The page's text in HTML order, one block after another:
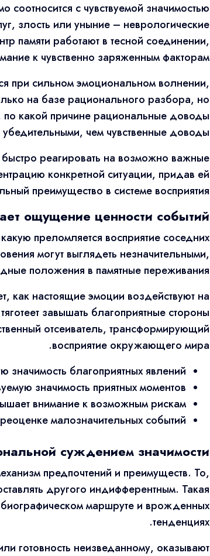
с чувствуемой значимостью
злость или уныние – неврологические
памяти работают в тесной соединении,
к чувственно заряженным факторам.
при сильном эмоциональном волнении,
на базе рационального разбора, но
по какой причине рациональные доводы
чем чувственные доводы.
реагировать на возможно важные
конкретной ситуации, придав ей
преимущество в системе восприятия.
ощущение ценности событий
преломляется восприятие соседних
могут выглядеть незначительными,
положения в памятные переживания.
как настоящие эмоции воздействуют на
завышать благоприятные стороны
отсеиватель, трансформирующий
восприятие окружающего мира.
благоприятных явлений
значимость приятных моментов
внимание к возможным рискам
малозначительных событий
суждением значимости
предпочтений и преимуществ. То,
другого индифферентным. Такая
биографическом маршруте и врожденных
тенденциях.
готовность неизведанному, оказывают